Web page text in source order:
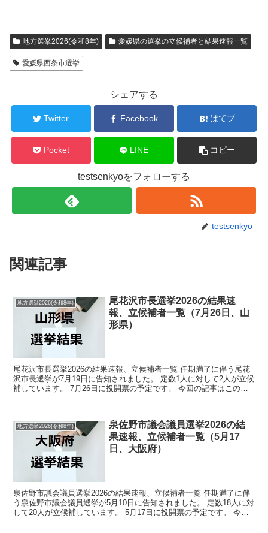
地方選挙2026(令和8年) 愛媛県の選挙の立候補者と結果速報一覧
愛媛県西条市選挙
シェアする
Twitter Facebook はてブ
Pocket LINE コピー
testsenkyoをフォローする
testsenkyo
関連記事
地方選挙2026(令和8年)
尾花沢市長選挙2026の結果速
報、立候補者一覧（7月26日、山
形県）
尾花沢市長選挙2026の結果速報、立候補者一覧 任期満了に伴う尾花
沢市長選挙が7月19日に告知されました。 定数1人に対して2人が立候
補しています。 7月26日に投開票の予定です。 今回の記事はこの尾
地方選挙2026(令和8年)
泉佐野市議会議員選挙2026の結
果速報、立候補者一覧（5月17
日、大阪府）
泉佐野市議会議員選挙2026の結果速報、立候補者一覧 任期満了に伴
う泉佐野市議会議員選挙が5月10日に告知されました。 定数18人に対
して20人が立候補しています。 5月17日に投開票の予定です。 今回